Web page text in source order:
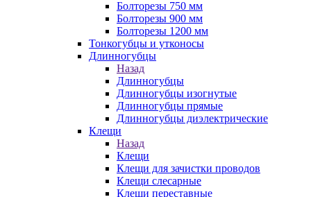
Болторезы 750 мм
Болторезы 900 мм
Болторезы 1200 мм
Тонкогубцы и утконосы
Длинногубцы
Назад
Длинногубцы
Длинногубцы изогнутые
Длинногубцы прямые
Длинногубцы диэлектрические
Клещи
Назад
Клещи
Клещи для зачистки проводов
Клещи слесарные
Клещи переставные